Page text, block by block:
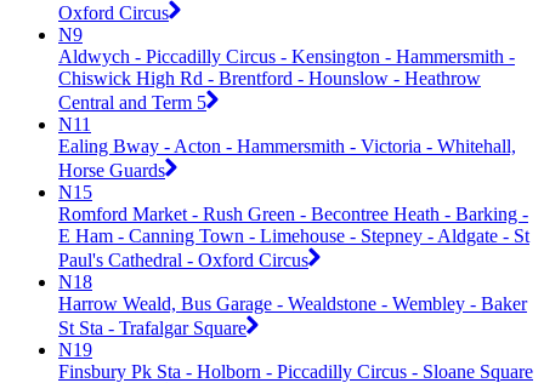
Oxford Circus
N9
Aldwych - Piccadilly Circus - Kensington - Hammersmith -
Chiswick High Rd - Brentford - Hounslow - Heathrow
Central and Term 5
N11
Ealing Bway - Acton - Hammersmith - Victoria - Whitehall,
Horse Guards
N15
Romford Market - Rush Green - Becontree Heath - Barking -
E Ham - Canning Town - Limehouse - Stepney - Aldgate - St
Paul's Cathedral - Oxford Circus
N18
Harrow Weald, Bus Garage - Wealdstone - Wembley - Baker
St Sta - Trafalgar Square
N19
Finsbury Pk Sta - Holborn - Piccadilly Circus - Sloane Square